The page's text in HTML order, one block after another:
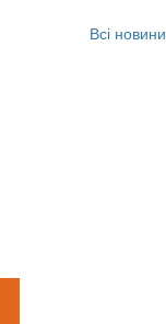
Всі новини